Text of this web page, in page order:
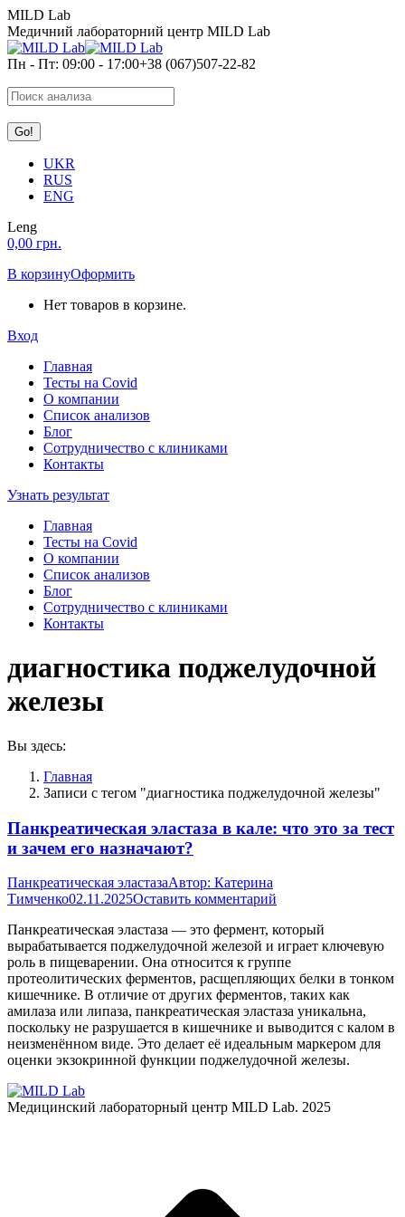
Перейти
к
содержанию
MILD Lab
Медичний лабораторний центр MILD Lab
Пн - Пт: 09:00 - 17:00+38 (067)507-22-82
Search:
UKR
RUS
ENG
Leng
0,00 грн.
В корзинуОформить
Нет товаров в корзине.
Вход
Главная
Тесты на Covid
О компании
Список анализов
Блог
Сотрудничество с клиниками
Контакты
Узнать результат
Главная
Тесты на Covid
О компании
Список анализов
Блог
Сотрудничество с клиниками
Контакты
диагностика поджелудочной
железы
Вы здесь:
Главная
Записи с тегом "диагностика поджелудочной железы"
Панкреатическая эластаза в кале: что это за тест
и зачем его назначают?
Панкреатическая эластазаАвтор: Катерина
Тимченко02.11.2025Оставить комментарий
Панкреатическая эластаза — это фермент, который
вырабатывается поджелудочной железой и играет ключевую
роль в пищеварении. Она относится к группе
протеолитических ферментов, расщепляющих белки в тонком
кишечнике. В отличие от других ферментов, таких как
амилаза или липаза, панкреатическая эластаза уникальна,
поскольку не разрушается в кишечнике и выводится с калом в
неизменённом виде. Это делает её идеальным маркером для
оценки экзокринной функции поджелудочной железы.
Медицинский лабораторный центр MILD Lab. 2025